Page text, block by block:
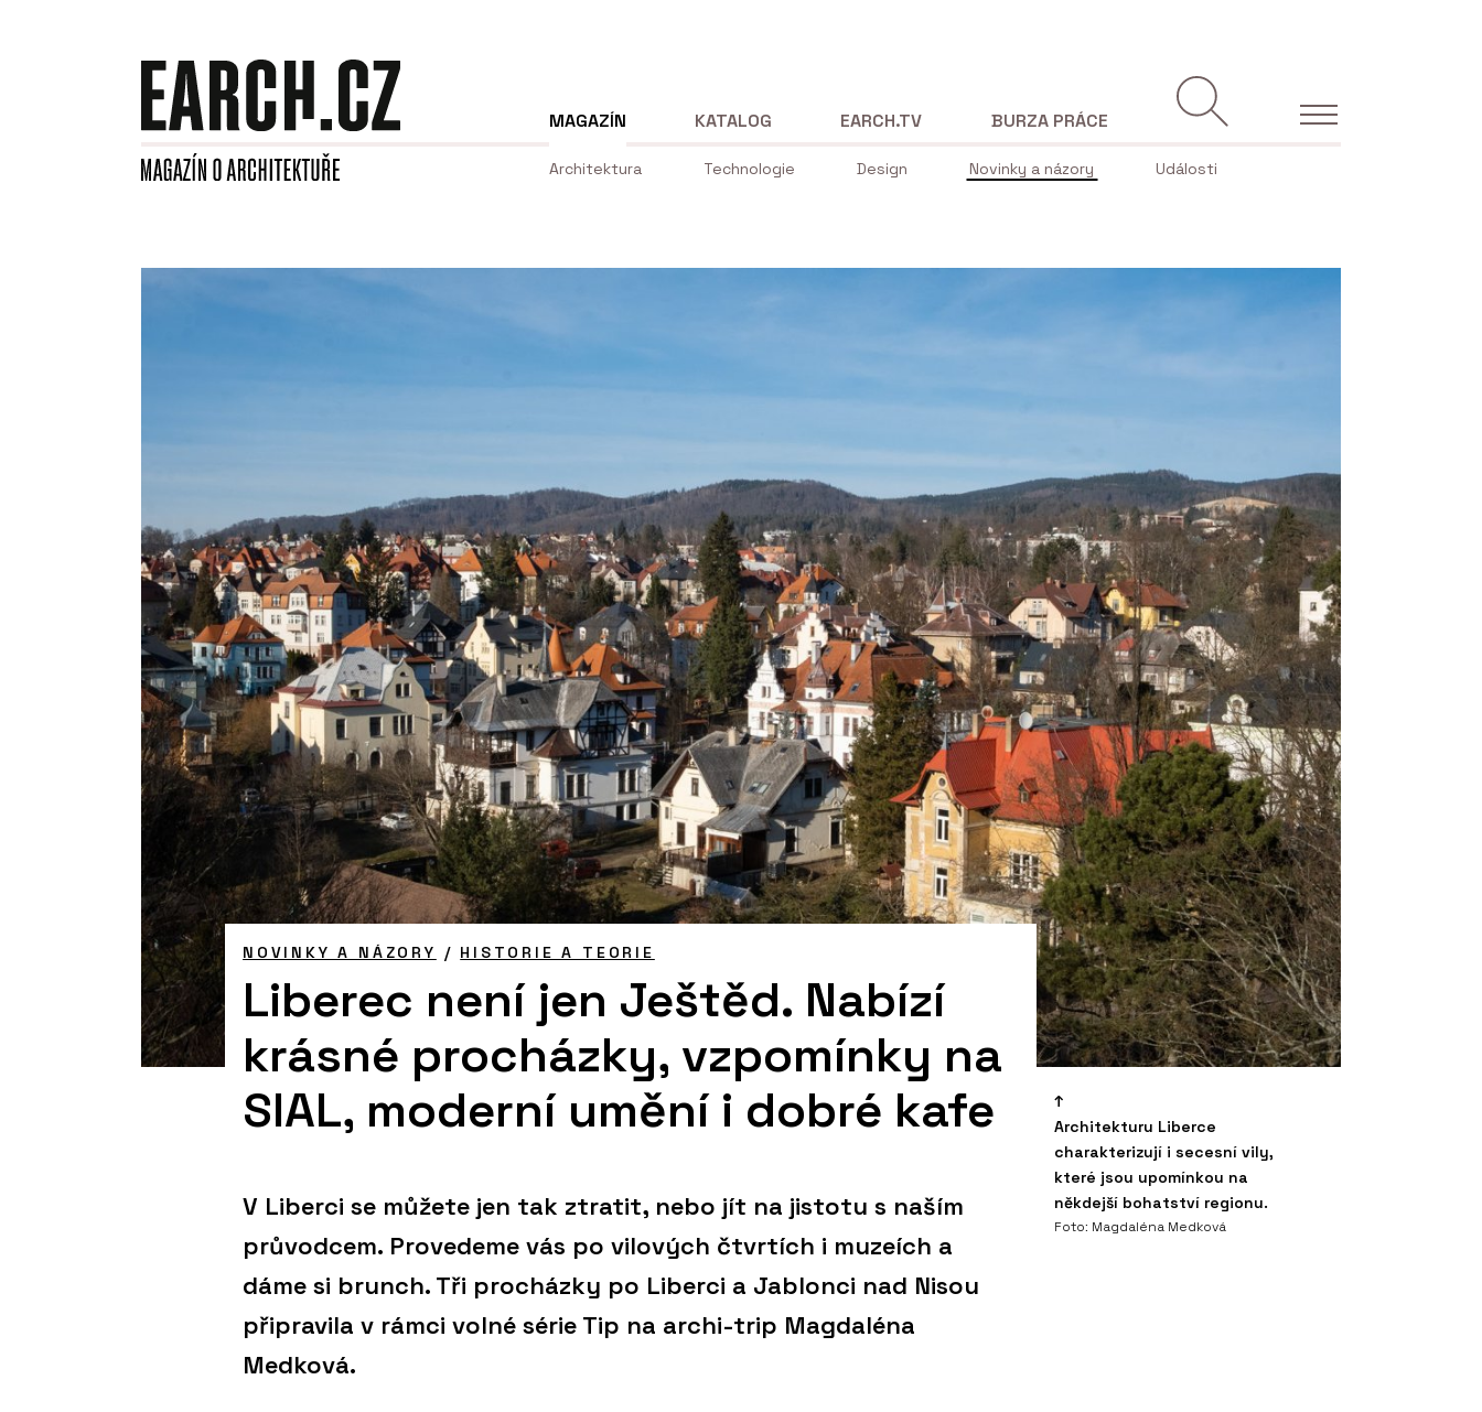
MAGAZÍN
Architektura Technologie Design Novinky a názory Události
KATALOG EARCH.TV BURZA PRÁCE
Architekturu Liberce
charakterizují i secesní vily,
které jsou upomínkou na
někdejší bohatství regionu.
Foto: Magdaléna Medková
NOVINKY A NÁZORY / HISTORIE A TEORIE
Liberec není jen Ještěd. Nabízí
krásné procházky, vzpomínky na
SIAL, moderní umění i dobré kafe
V Liberci se můžete jen tak ztratit, nebo jít na jistotu s naším
průvodcem. Provedeme vás po vilových čtvrtích i muzeích a
dáme si brunch. Tři procházky po Liberci a Jablonci nad Nisou
připravila v rámci volné série Tip na archi-trip Magdaléna
Medková.